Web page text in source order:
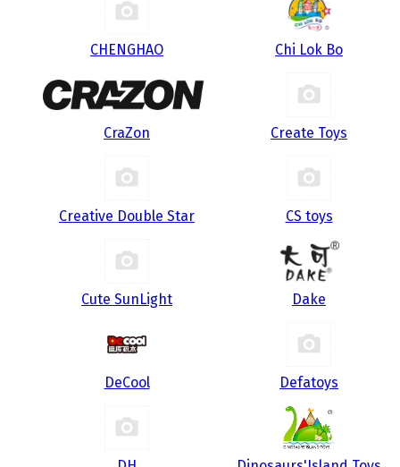
CHENGHAO Chi Lok Bo
CraZon Create Toys
Creative Double Star CS toys
Cute SunLight Dake
DeCool Defatoys